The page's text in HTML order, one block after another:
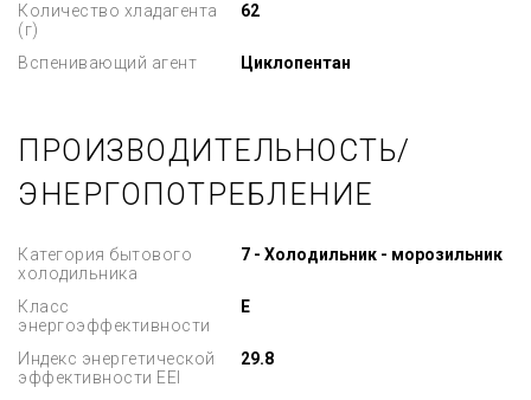
Количество хладагента
(г)
62
Вспенивающий агент Циклопентан
ПРОИЗВОДИТЕЛЬНОСТЬ/
ЭНЕРГОПОТРЕБЛЕНИЕ
Категория бытового
холодильника
7 - Холодильник - морозильник
Класс
энергоэффективности
E
Индекс энергетической
эффективности EEI
29.8